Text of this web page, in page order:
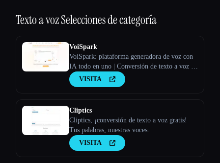
Texto a vozSelecciones de categoría
VoiSpark
VoiSpark: plataforma generadora de voz con
IA todo en uno | Conversión de texto a voz y
clonación de voz
VISITA
Cliptics
Cliptics, ¡conversión de texto a voz gratis!
Tus palabras, nuestras voces.
VISITA